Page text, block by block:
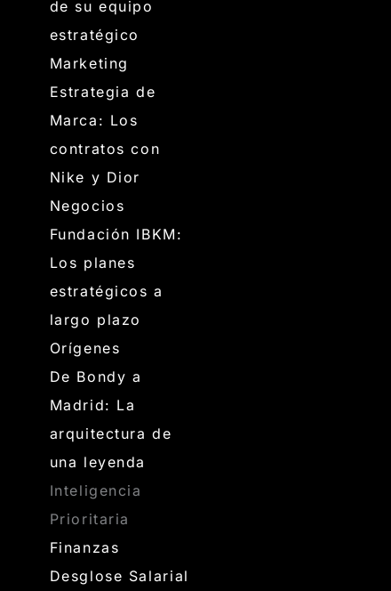
de su equipo
estratégico
Marketing
Estrategia de
Marca: Los
contratos con
Nike y Dior
Negocios
Fundación IBKM:
Los planes
estratégicos a
largo plazo
Orígenes
De Bondy a
Madrid: La
arquitectura de
una leyenda
Inteligencia
Prioritaria
Finanzas
Desglose Salarial